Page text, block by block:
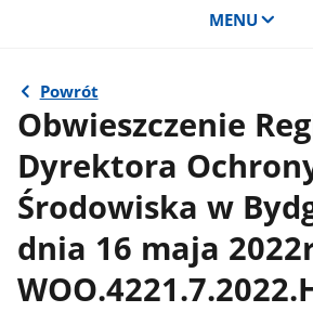
MENU
Powrót
Obwieszczenie
Dyrektora
Środowiska w
dnia 16 maja